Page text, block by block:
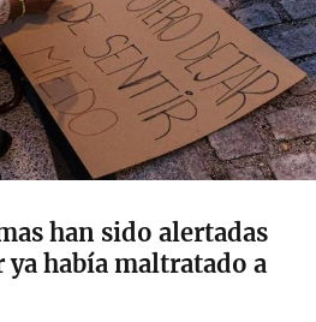
han sido alertadas
ya había maltratado a